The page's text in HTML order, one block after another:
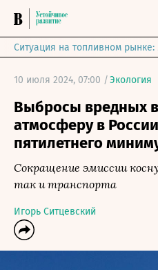
Ситуация на топливном
10 июля 2024, 07:00 /Экология
Выбросы вредных
атмосферу в
пятилетнего
Сокращение эмиссии
так и транспорта
Игорь Ситцевский